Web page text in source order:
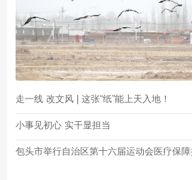
走一线 改文风 | 这张“纸”能上天入地！
小事见初心 实干显担当
包头市举行自治区第十六届运动会医疗保